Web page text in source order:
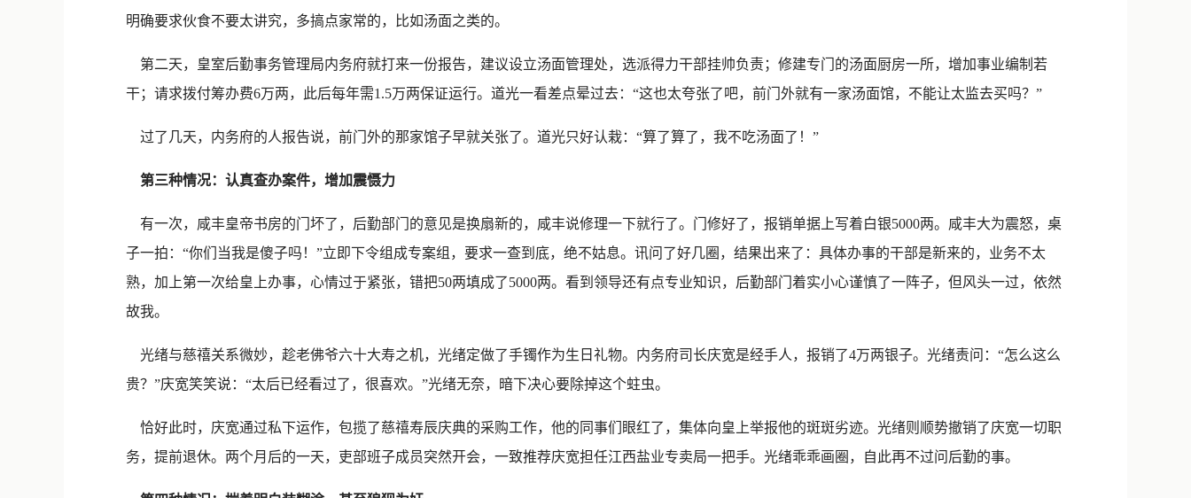
明确要求伙食不要太讲究，多搞点家常的，比如汤面之类的。
第二天，皇室后勤事务管理局内务府就打来一份报告，建议设立汤面管理处，选派得力干部挂帅负责；修建专门的汤面厨房一所，增加事业编制若
干；请求拨付筹办费6万两，此后每年需1.5万两保证运行。道光一看差点晕过去：“这也太夸张了吧，前门外就有一家汤面馆，不能让太监去买吗？”
过了几天，内务府的人报告说，前门外的那家馆子早就关张了。道光只好认栽：“算了算了，我不吃汤面了！”
第三种情况：认真查办案件，增加震慑力
有一次，咸丰皇帝书房的门坏了，后勤部门的意见是换扇新的，咸丰说修理一下就行了。门修好了，报销单据上写着白银5000两。咸丰大为震怒，桌
子一拍：“你们当我是傻子吗！”立即下令组成专案组，要求一查到底，绝不姑息。讯问了好几圈，结果出来了：具体办事的干部是新来的，业务不太
熟，加上第一次给皇上办事，心情过于紧张，错把50两填成了5000两。看到领导还有点专业知识，后勤部门着实小心谨慎了一阵子，但风头一过，依然
故我。
光绪与慈禧关系微妙，趁老佛爷六十大寿之机，光绪定做了手镯作为生日礼物。内务府司长庆宽是经手人，报销了4万两银子。光绪责问：“怎么这么
贵？”庆宽笑笑说：“太后已经看过了，很喜欢。”光绪无奈，暗下决心要除掉这个蛀虫。
恰好此时，庆宽通过私下运作，包揽了慈禧寿辰庆典的采购工作，他的同事们眼红了，集体向皇上举报他的斑斑劣迹。光绪则顺势撤销了庆宽一切职
务，提前退休。两个月后的一天，吏部班子成员突然开会，一致推荐庆宽担任江西盐业专卖局一把手。光绪乖乖画圈，自此再不过问后勤的事。